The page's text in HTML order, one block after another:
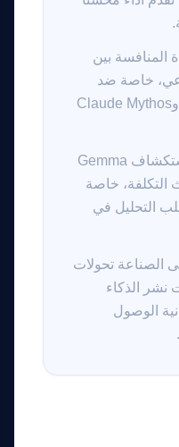
المنافسة بين
خاصة ضد
GPT-5.4 من OpenAI وClaude Mythos
يجب على المطورين استكشاف Gemma
التكلفة، خاصة
التحليل في
الصناعة تحولات
نشر الذكاء
الوصول